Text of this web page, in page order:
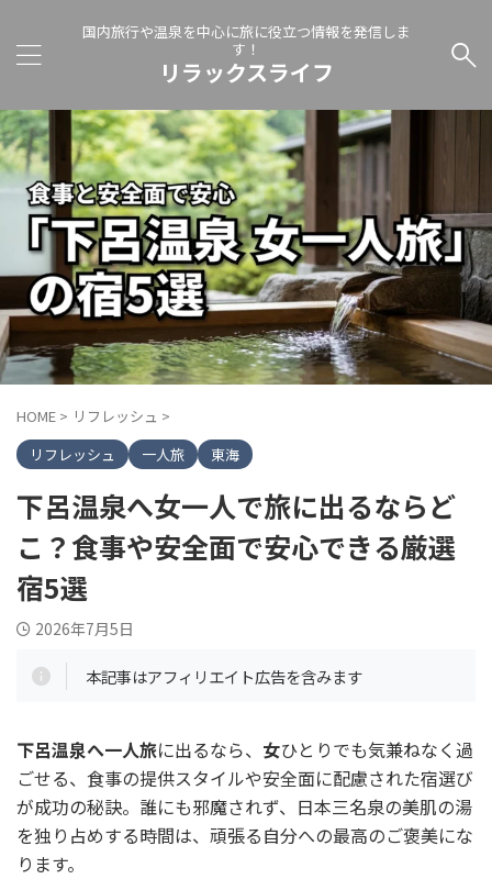
国内旅行や温泉を中心に旅に役立つ情報を発信しま
す！
リラックスライフ
HOME > リフレッシュ >
リフレッシュ
一人旅 東海
下呂温泉へ女一人で旅に出るならど
こ？食事や安全面で安心できる厳選
宿5選
2026年7月5日
本記事はアフィリエイト広告を含みます
下呂温泉へ一人旅に出るなら、 女ひとりでも気兼ねなく過
ごせる、食事の提供スタイルや安全面に配慮された宿選び
が成功の秘訣。誰にも邪魔されず、日本三名泉の美肌の湯
を独り占めする時間は、頑張る自分への最高のご褒美にな
ります。